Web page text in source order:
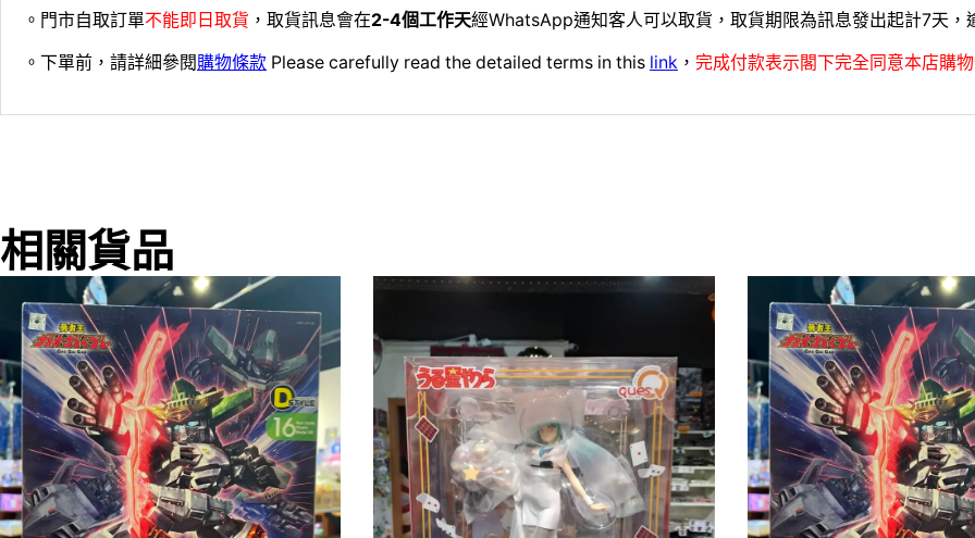
。門市自取訂單不能即日取貨 ，取貨訊息會在2-4個工作天經WhatsApp通知客人可以取貨，取貨期限為訊息發出起計7天，
。下單前，請詳細參閱購物條款 Please carefully read the detailed terms in this link ， 完成付款表示閣下完全同意本店購
相關貨品